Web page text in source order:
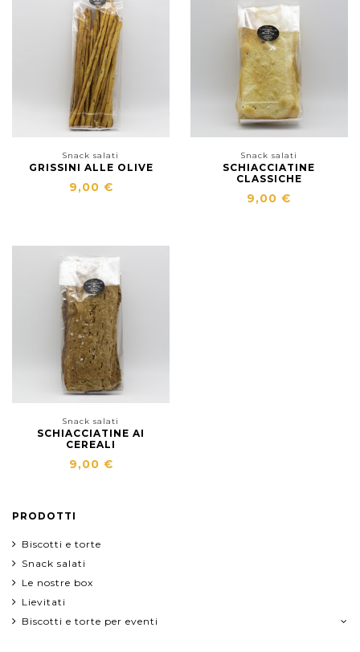
Snack salati
GRISSINI ALLE OLIVE
9,00 €
Snack salati
SCHIACCIATINE
CLASSICHE
9,00 €
Snack salati
SCHIACCIATINE AI
CEREALI
9,00 €
PRODOTTI
Biscotti e torte
Snack salati
Le nostre box
Lievitati
Biscotti e torte per eventi